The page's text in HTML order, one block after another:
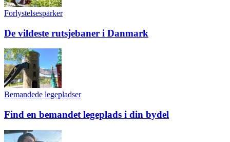
Forlystelsesparker
De vildeste rutsjebaner i Danmark
Bemandede legepladser
Find en bemandet legeplads i din bydel